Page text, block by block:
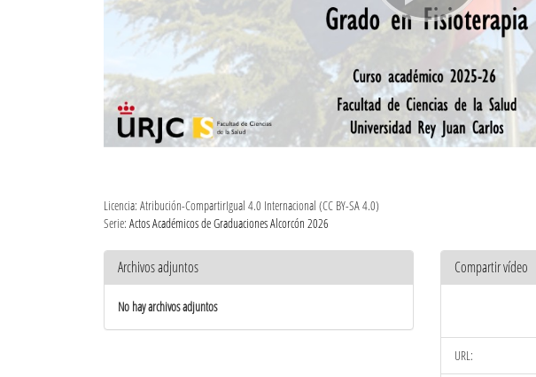
Licencia: Atribución-CompartirIgual 4.0 Internacional (CC BY-SA 4.0)
Serie: Actos Académicos de Graduaciones Alcorcón 2026
Archivos adjuntos
No hay archivos adjuntos
Compartir vídeo
URL: